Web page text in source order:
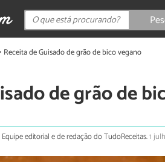
Receita de Guisado de grão de bico vegano
de grão de
Equipe editorial e de redação do TudoReceitas.1